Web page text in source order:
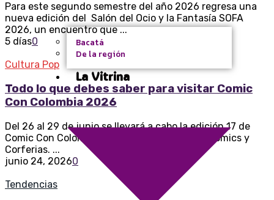
Bacatá
De la región
La Vitrina
Para este segundo semestre del año 2026 regresa una
nueva edición del Salón del Ocio y la Fantasía SOFA
2026, un encuentro que ...
5 días0
Cultura Pop
Todo lo que debes saber para visitar Comic
Con Colombia 2026
Del 26 al 29 de junio se llevará a cabo la edición 17 de
Comic Con Colombia, organizada por Planet Comics y
Corferias. ...
junio 24, 20260
Tendencias